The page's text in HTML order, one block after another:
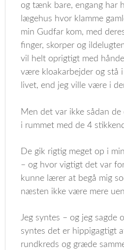
og tænk bare, engang har
lægehus hvor klamme
min Gudfar kom, med
finger, skorper og
vil helt oprigtigt med
være kloakarbejder og stå i
livet, end jeg ville være i
Men det var ikke sådan
i rummet med de 4
De gik rigtig meget op i
– og hvor vigtigt det var
kunne lærer at begå mig
næsten ikke være mere
Jeg syntes – og jeg sagde
syntes det er hippigagtigt
rundkreds og græde